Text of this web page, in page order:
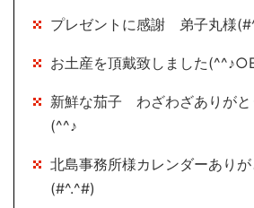
プレゼントに感謝 弟子丸様
お土産を頂戴致しました
新鮮な茄子 わざわざありがと
(^^♪
北島事務所様カレンダーあり
(#^.^#)